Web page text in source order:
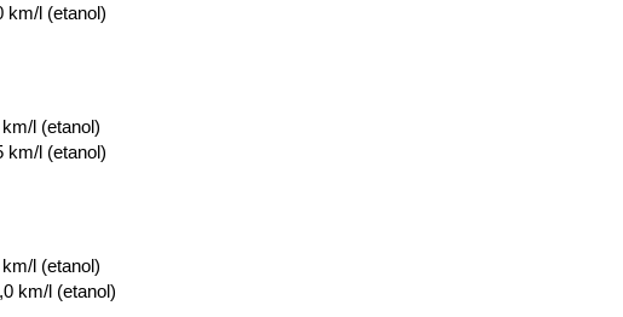
km/l (etanol)
l (etanol)
km/l (etanol)
l (etanol)
km/l (etanol)